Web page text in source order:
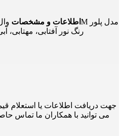
اطلاعات و مشخصات
وال واشر پاور ال ای دی 9 وات 4M مدل پلور
رنگ نور آفتابی، مهتابی،
جهت دریافت اطلاعات یا استعلام
می توانید با همکاران ما تماس